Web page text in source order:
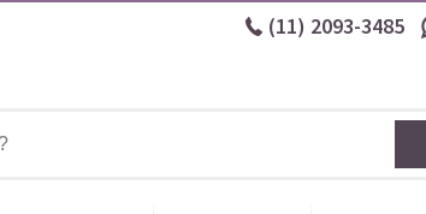
(11) 2093-3485